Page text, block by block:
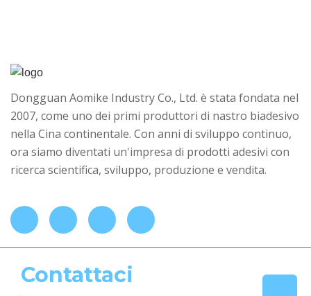
Dongguan Aomike Industry Co., Ltd. è stata fondata nel
2007, come uno dei primi produttori di nastro biadesivo
nella Cina continentale. Con anni di sviluppo continuo,
ora siamo diventati un'impresa di prodotti adesivi con
ricerca scientifica, sviluppo, produzione e vendita.
Contattaci